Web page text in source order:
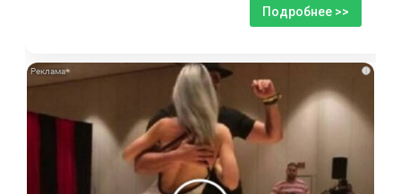
Подробнее >>
i